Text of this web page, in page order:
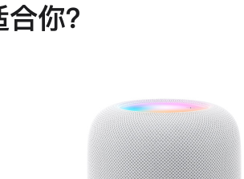
你？
进
一
步
了
解